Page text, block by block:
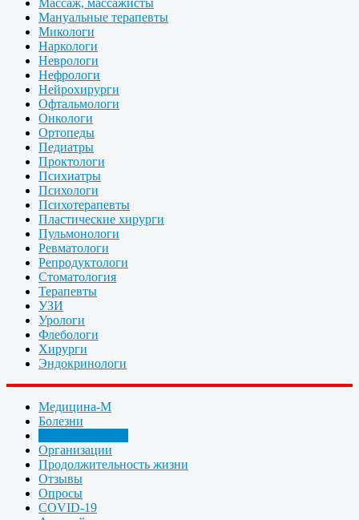
Массаж, массажисты
Мануальные терапевты
Микологи
Наркологи
Неврологи
Нефрологи
Нейрохирурги
Офтальмологи
Онкологи
Ортопеды
Педиатры
Проктологи
Психиатры
Психологи
Психотерапевты
Пластические хирурги
Пульмонологи
Ревматологи
Репродуктологи
Стоматология
Терапевты
УЗИ
Урологи
Флебологи
Хирурги
Эндокринологи
Медицина-М
Болезни
Организации
Продолжительность жизни
Отзывы
Опросы
COVID-19